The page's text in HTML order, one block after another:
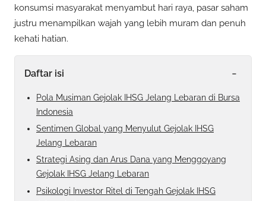
konsumsi masyarakat menyambut hari raya, pasar saham
justru menampilkan wajah yang lebih muram dan penuh
kehati hatian.
Daftar isi -
Pola Musiman Gejolak IHSG Jelang Lebaran di Bursa
Indonesia
Sentimen Global yang Menyulut Gejolak IHSG
Jelang Lebaran
Strategi Asing dan Arus Dana yang Menggoyang
Gejolak IHSG Jelang Lebaran
Psikologi Investor Ritel di Tengah Gejolak IHSG